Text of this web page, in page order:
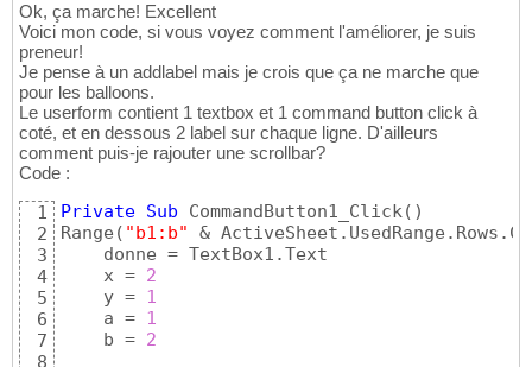
Ok, ça marche! Excellent
Voici mon code, si vous voyez comment l'améliorer, je suis
preneur!
Je pense à un addlabel mais je crois que ça ne marche que
pour les balloons.
Le userform contient 1 textbox et 1 command button click à
coté, et en dessous 2 label sur chaque ligne. D'ailleurs
comment puis-je rajouter une scrollbar?
Code :
1
2
3
4
5
6
7
8
Private Sub CommandButton1_Click( )
Range ( "b1:b"
&
    donne = TextBox1.Text
    x =
2
    y =
1
    a =
1
    b =
2